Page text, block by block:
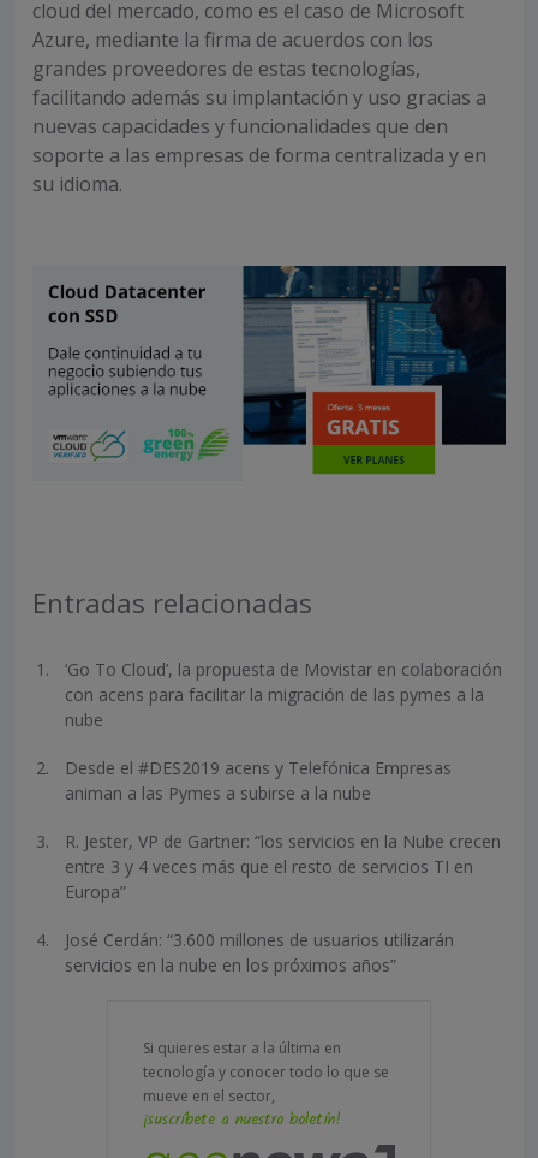
cloud del mercado, como es el caso de Microsoft
Azure, mediante la firma de acuerdos con los
grandes proveedores de estas tecnologías,
facilitando además su implantación y uso gracias a
nuevas capacidades y funcionalidades que den
soporte a las empresas de forma centralizada y en
su idioma.
Entradas relacionadas
‘Go To Cloud’, la propuesta de Movistar en colaboración
con acens para facilitar la migración de las pymes a la
nube
Desde el #DES2019 acens y Telefónica Empresas
animan a las Pymes a subirse a la nube
R. Jester, VP de Gartner: “los servicios en la Nube crecen
entre 3 y 4 veces más que el resto de servicios TI en
Europa”
José Cerdán: “3.600 millones de usuarios utilizarán
servicios en la nube en los próximos años”
Si quieres estar a la última en
tecnología y conocer todo lo que se
mueve en el sector,
¡suscríbete a nuestro boletín!